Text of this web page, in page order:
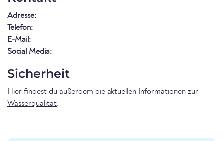
Adresse:
Telefon:
E-Mail:
Social Media:
Sicherheit
Hier findest du außerdem die aktuellen Informationen zur
Wasserqualität.